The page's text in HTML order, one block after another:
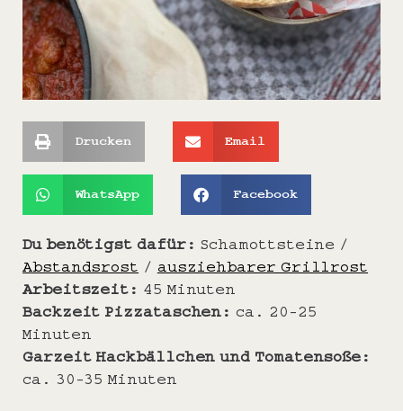
Drucken Email
WhatsApp Facebook
Du benötigst dafür: Schamottsteine /
Abstandsrost / ausziehbarer Grillrost
Arbeitszeit: 45 Minuten
Backzeit Pizzataschen: ca. 20-25
Minuten
Garzeit Hackbällchen und Tomatensoße:
ca. 30-35 Minuten